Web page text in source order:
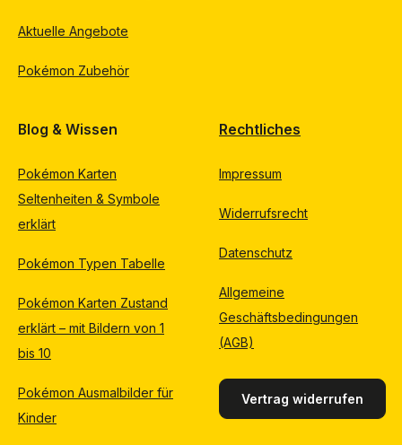
Aktuelle Angebote
Pokémon Zubehör
Blog & Wissen
Pokémon Karten
Seltenheiten & Symbole
erklärt
Pokémon Typen Tabelle
Pokémon Karten Zustand
erklärt – mit Bildern von 1
bis 10
Pokémon Ausmalbilder für
Kinder
Rechtliches
Impressum
Widerrufsrecht
Datenschutz
Allgemeine
Geschäftsbedingungen
(AGB)
Vertrag widerrufen